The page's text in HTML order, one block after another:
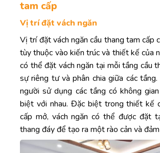
tam cấp
Vị trí đặt vách ngăn
Vị trí đặt vách ngăn cầu thang tam cấp
tùy thuộc vào kiến trúc và thiết kế của
có thể đặt vách ngăn tại mỗi tầng cầu
sự riêng tư và phân chia giữa các
người sử dụng các tầng có không
biệt với nhau. Đặc biệt trong thiết kế
cấp mở, vách ngăn có thể được đặt
thang đáy để tạo ra một rào cản và